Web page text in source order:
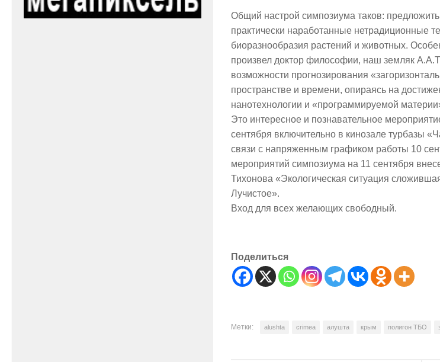
Общий настрой симпозиума таков:
практически наработанные нетрадиционные
биоразнообразия растений и животных.
произвел доктор философии, наш земляк
возможности прогнозирования
пространстве и времени, опираясь на
нанотехнологии и «программируемой
Это интересное и познавательное
сентября включительно в кинозале турбазы
связи с напряженным графиком работы 10
мероприятий симпозиума на 11 сентября
Тихонова «Экологическая ситуация
Лучистое».
Вход для всех желающих свободный.
Поделиться
Метки: alushta crimea алушта крым полигон ТБО